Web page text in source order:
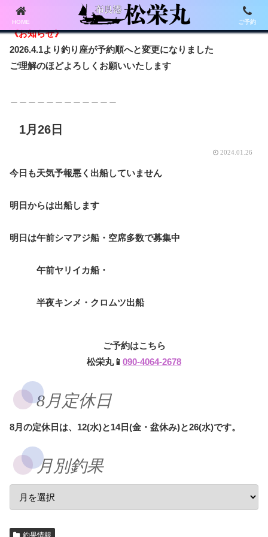
《お知らせ》
2026.4.1より釣り座が予約順へと変更になりました
ご理解のほどよろしくお願いいたします
1月26日
2024.01.26
今日も天気予報悪く出船していません
明日からは出船します
明日は午前シマアジ船・空席多数で募集中
午前ヤリイカ船・
半夜キンメ・クロムツ出船
ご予約はこちら
松栄丸📱 090-4064-2678
8月定休日
8月の定休日は、12(水)と14日(金・盆休み)と26(水)です。
月別釣果
釣果情報
HOME ご予約